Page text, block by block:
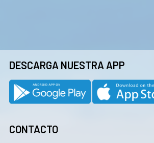
DESCARGA NUESTRA APP
CONTACTO